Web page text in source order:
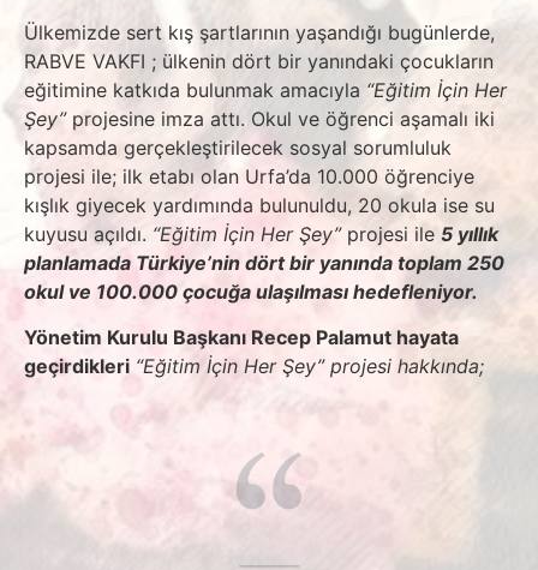
Ülkemizde sert kış şartlarının yaşandığı bugünlerde,
RABVE VAKFI ; ülkenin dört bir yanındaki çocukların
eğitimine katkıda bulunmak amacıyla “Eğitim İçin Her
Şey”projesine imza attı. Okul ve öğrenci aşamalı iki
kapsamda gerçekleştirilecek sosyal sorumluluk
projesi ile; ilk etabı olan Urfa’da 10.000 öğrenciye
kışlık giyecek yardımında bulunuldu, 20 okula ise su
kuyusu açıldı. “Eğitim İçin Her Şey”projesi ile 5 yıllık
planlamada Türkiye’nin dört bir yanında toplam 250
okul ve 100.000 çocuğa ulaşılması hedefleniyor.
Yönetim Kurulu Başkanı Recep Palamut hayata
geçirdikleri “Eğitim İçin Her Şey” projesi hakkında;